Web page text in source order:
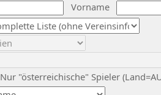
Vorname
Nur "österreichische" Spieler